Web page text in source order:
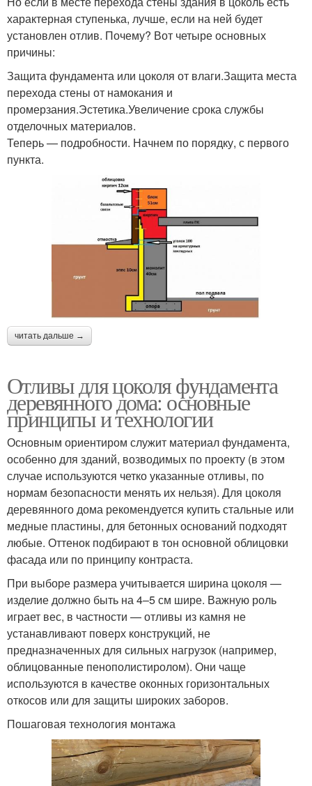
характерная ступенька, лучше, если на ней будет
установлен отлив. Почему? Вот четыре основных
причины:
Защита фундамента или цоколя от влаги.Защита места
перехода стены от намокания и
промерзания.Эстетика.Увеличение срока службы
отделочных материалов.
Теперь — подробности. Начнем по порядку, с первого
пункта.
читать дальше →
Отливы для цоколя фундамента
деревянного дома: основные
принципы и технологии
Основным ориентиром служит материал фундамента,
особенно для зданий, возводимых по проекту (в этом
случае используются четко указанные отливы, по
нормам безопасности менять их нельзя). Для цоколя
деревянного дома рекомендуется купить стальные или
медные пластины, для бетонных оснований подходят
любые. Оттенок подбирают в тон основной облицовки
фасада или по принципу контраста.
При выборе размера учитывается ширина цоколя —
изделие должно быть на 4–5 см шире. Важную роль
играет вес, в частности — отливы из камня не
устанавливают поверх конструкций, не
предназначенных для сильных нагрузок (например,
облицованные пенополистиролом). Они чаще
используются в качестве оконных горизонтальных
откосов или для защиты широких заборов.
Пошаговая технология монтажа